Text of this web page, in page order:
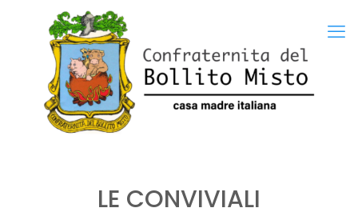
LE CONVIVIALI